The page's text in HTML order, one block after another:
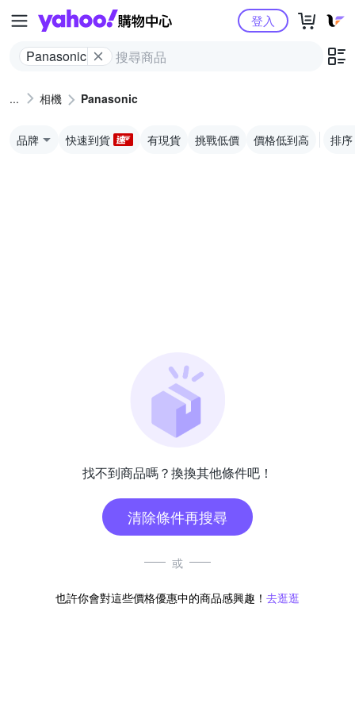
Yahoo購物中心
Panasonic
登入
相機 Panasonic
品牌 快速到貨 有現貨 挑戰低價 價格低到高 排序
找不到商品嗎？換換其他條件吧！
清除條件再搜尋
或
也許你會對這些價格優惠中的商品感興趣！ 去逛逛